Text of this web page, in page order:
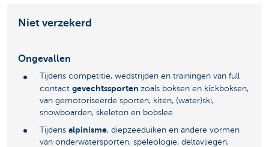
Niet verzekerd
Ongevallen
Tijdens competitie, wedstrijden en trainingen van full
contact gevechtssporten zoals boksen en kickboksen,
van gemotoriseerde sporten, kiten, (water)ski,
snowboarden, skeleton en bobslee
Tijdens alpinisme, diepzeeduiken en andere vormen
van onderwatersporten, speleologie, deltavliegen,